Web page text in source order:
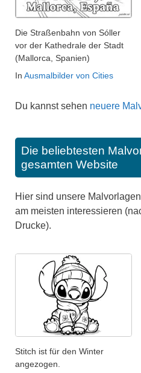
Die Straßenbahn von Sóller
vor der Kathedrale der Stadt
(Mallorca, Spanien)
In Ausmalbilder von Cities
Du kannst sehen neuere
Die beliebtesten
gesamten Website
Hier sind unsere
am meisten interessieren
Drucke).
Stitch ist für den Winter
angezogen.